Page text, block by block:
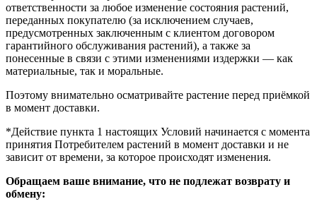
ответственности за любое изменение состояния растений,
переданных покупателю (за исключением случаев,
предусмотренных заключенным с клиентом договором
гарантийного обслуживания растений), а также за
понесенные в связи с этими изменениями издержки — как
материальные, так и моральные.
Поэтому внимательно осматривайте растение перед приёмкой
в момент доставки.
*Действие пункта 1 настоящих Условий начинается с момента
принятия Потребителем растений в момент доставки и не
зависит от времени, за которое происходят изменения.
Обращаем ваше внимание, что не подлежат возврату и
обмену: